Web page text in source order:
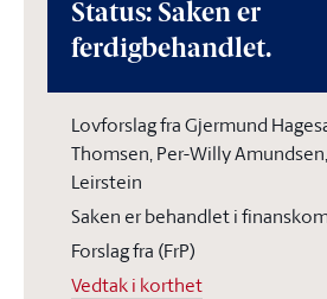
Status: Saken er
ferdigbehandlet.
Lovforslag fra Gjermund
Thomsen, Per-Willy
Leirstein
Saken er behandlet i
Forslag fra (FrP)
Vedtak i korthet